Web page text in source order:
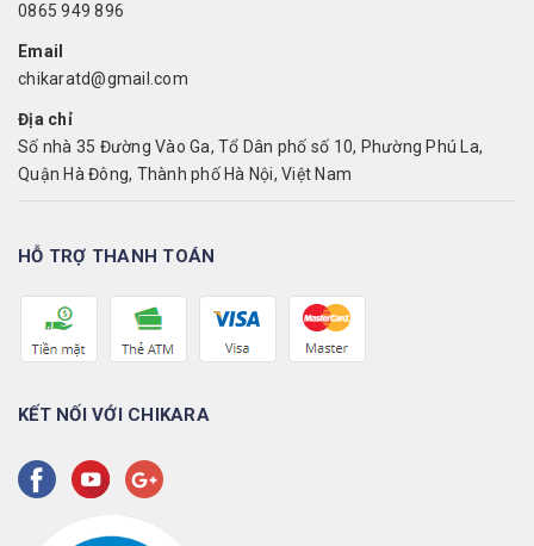
0865 949 896
Email
chikaratd@gmail.com
Địa chỉ
Số nhà 35 Đường Vào Ga, Tổ Dân phố số 10, Phường Phú La,
Quận Hà Đông, Thành phố Hà Nội, Việt Nam
HỖ TRỢ THANH TOÁN
KẾT NỐI VỚI CHIKARA